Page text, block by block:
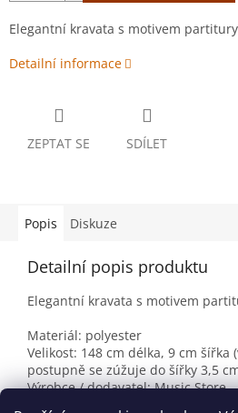
Elegantní kravata s motivem
Detailní informace
ZEPTAT SE SDÍLET
Popis Diskuze
Detailní popis produktu
Elegantní kravata s motivem
Materiál: polyester
Velikost: 148 cm délka, 9 cm šířka
postupně se zúžuje do šířky 3,5
Výrobce / dodavatel: Music Store